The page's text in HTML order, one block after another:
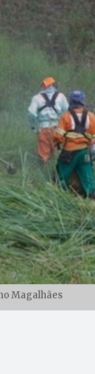
Magalhães